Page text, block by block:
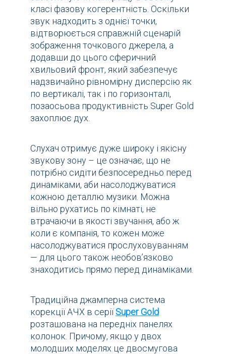
класі фазову когерентність. Оскільки
звук надходить з однієї точки,
відтворюється справжній сценарій
зображення точкового джерела, а
додавши до цього сферичний
хвильовий фронт, який забезпечує
надзвичайно рівномірну дисперсію як
по вертикалі, так і по горизонталі,
позаосьова продуктивність Super Gold
захоплює дух.
Слухач отримує дуже широку і якісну
звукову зону – це означає, що не
потрібно сидіти безпосередньо перед
динаміками, аби насолоджуватися
кожною деталлю музики. Можна
вільно рухатись по кімнаті, не
втрачаючи в якості звучання, або ж
коли є компанія, то кожен може
насолоджуватися прослуховуванням
— для цього також необовʼязково
знаходитись прямо перед динаміками.
Традиційна джамперна система
корекції АЧХ в серіїSuper Gold
розташована на передніх панелях
колонок. Причому, якщо у двох
молодших моделях це двосмугова